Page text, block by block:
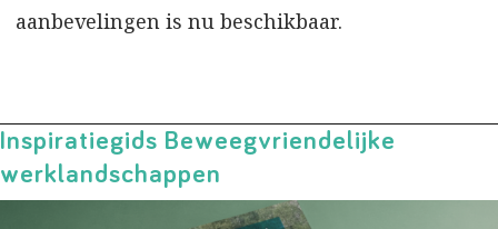
aanbevelingen is nu beschikbaar.
Inspiratiegids Beweegvriendelijke
werklandschappen